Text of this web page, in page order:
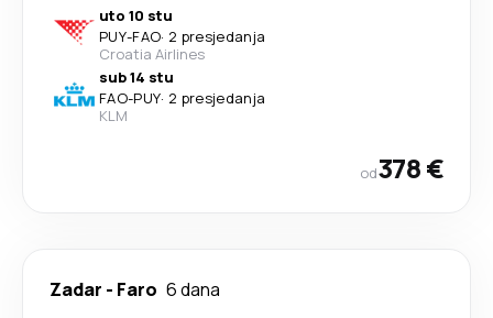
uto 10 stu
PUY-FAO· 2 presjedanja
Croatia Airlines
sub 14 stu
FAO-PUY· 2 presjedanja
KLM
od378 €
Zadar - Faro 6 dana